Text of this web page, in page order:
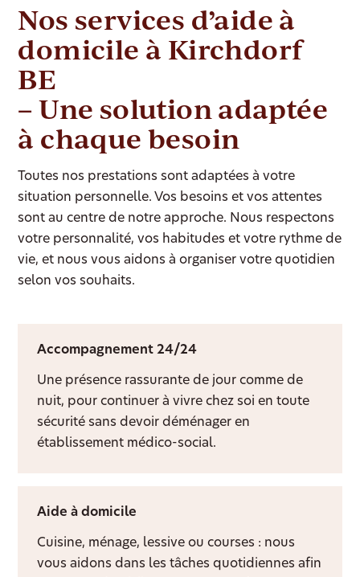
Nos services d’aide à
domicile à Kirchdorf
BE
– Une solution adaptée
à chaque besoin
Toutes nos prestations sont adaptées à votre
situation personnelle. Vos besoins et vos attentes
sont au centre de notre approche. Nous respectons
votre personnalité, vos habitudes et votre rythme de
vie, et nous vous aidons à organiser votre quotidien
selon vos souhaits.
Accompagnement 24/24
Une présence rassurante de jour comme de
nuit, pour continuer à vivre chez soi en toute
sécurité sans devoir déménager en
établissement médico-social.
Aide à domicile
Cuisine, ménage, lessive ou courses : nous
vous aidons dans les tâches quotidiennes afin